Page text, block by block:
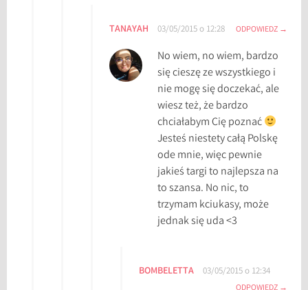
TANAYAH 03/05/2015 o 12:28 ODPOWIEDZ
No wiem, no wiem, bardzo
się cieszę ze wszystkiego i
nie mogę się doczekać, ale
wiesz też, że bardzo
chciałabym Cię poznać
Jesteś niestety całą Polskę
ode mnie, więc pewnie
jakieś targi to najlepsza na
to szansa. No nic, to
trzymam kciukasy, może
jednak się uda <3
BOMBELETTA 03/05/2015 o 12:34